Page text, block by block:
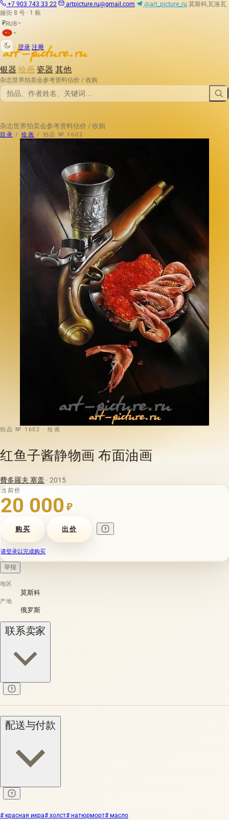
+7 903 743 33 22 artpicture.ru@gmail.com @art_picture_ru 莫斯科,瓦洛瓦
娅街 8 号 · 1 栋
₽RUB
登录 注册
银器 绘画 瓷器 其他
杂志世界拍卖会参考资料估价 / 收购
杂志世界拍卖会参考资料估价 / 收购
目录 / 绘画 / 拍品 № 1602
拍品 № 1602 · 绘画
红鱼子酱静物画 布面油画
費多羅夫 塞盖 · 2015
当前价
20 000 ₽
购买 出价
请登录以完成购买
举报
地区
莫斯科
产地
俄罗斯
联系卖家
配送与付款
# красная икра# холст# натюрморт# масло